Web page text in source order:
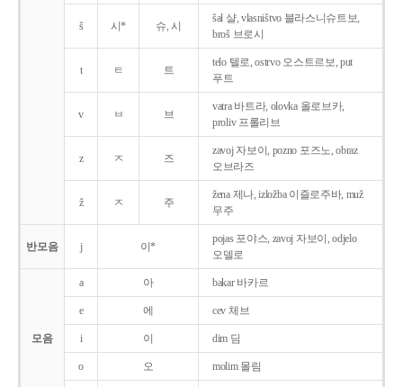
š 시* 슈, 시
šal 샬, vlasništvo 블라스니슈트보,
broš 브로시
t ㅌ 트
telo 텔로, ostrvo 오스트르보, put
푸트
v ㅂ 브
vatra 바트라, olovka 올로브카,
proliv 프롤리브
z ㅈ 즈
zavoj 자보이, pozno 포즈노, obraz
오브라즈
ž ㅈ 주
žena 제나, izložba 이즐로주바, muž
무주
반모음 j 이*
pojas 포야스, zavoj 자보이, odjelo
오델로
모음
a 아 bakar 바카르
e 에 cev 체브
i 이 dim 딤
o 오 molim 몰림